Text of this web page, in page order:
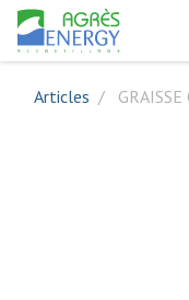
Articles